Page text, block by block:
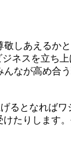
しあえるか
ネスを立ち
なが高め合
るとなれば
たりします